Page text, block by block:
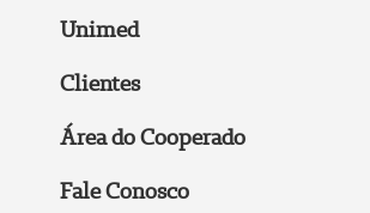
Unimed
Clientes
Área do Cooperado
Fale Conosco